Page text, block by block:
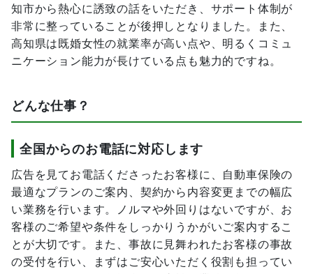
知市から熱心に誘致の話をいただき、サポート体制が
非常に整っていることが後押しとなりました。また、
高知県は既婚女性の就業率が高い点や、明るくコミュ
ニケーション能力が長けている点も魅力的ですね。
どんな仕事？
全国からのお電話に対応します
広告を見てお電話くださったお客様に、自動車保険の
最適なプランのご案内、契約から内容変更までの幅広
い業務を行います。ノルマや外回りはないですが、お
客様のご希望や条件をしっかりうかがいご案内するこ
とが大切です。また、事故に見舞われたお客様の事故
の受付を行い、まずはご安心いただく役割も担ってい